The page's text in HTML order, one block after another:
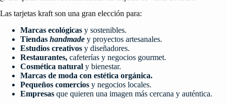
Las tarjetas kraft son una gran elección para:
Marcas ecológicas y sostenibles.
Tiendas handmade y proyectos artesanales.
Estudios creativos y diseñadores.
Restaurantes, cafeterías y negocios gourmet.
Cosmética natural y bienestar.
Marcas de moda con estética orgánica.
Pequeños comercios y negocios locales.
Empresas que quieren una imagen más cercana y auténtica.